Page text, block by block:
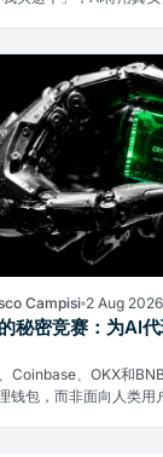
Campisi 2 Aug 2026
秘密竞赛：为AI
Coinbase、OKX和
钱包，而非面向人类用